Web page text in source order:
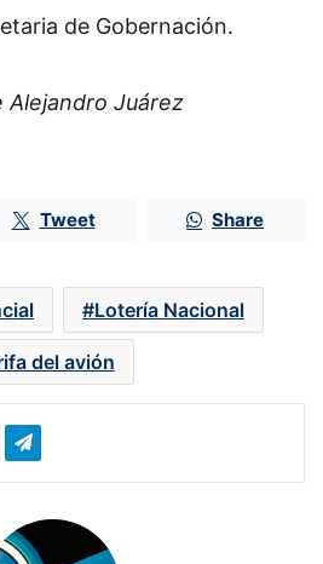
de Gobernación.
Alejandro Juárez
Tweet Share
Lotería Nacional
del avión